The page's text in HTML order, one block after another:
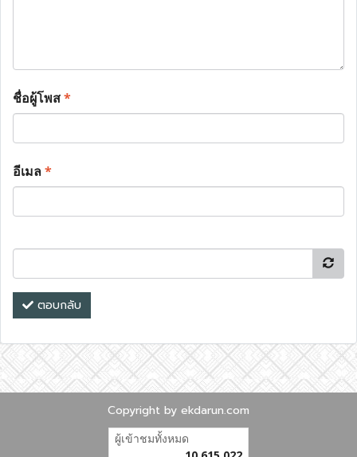
ชื่อผู้โพส*
อีเมล*
ตอบกลับ
Copyright by ekdarun.com
ผู้เข้าชมทั้งหมด